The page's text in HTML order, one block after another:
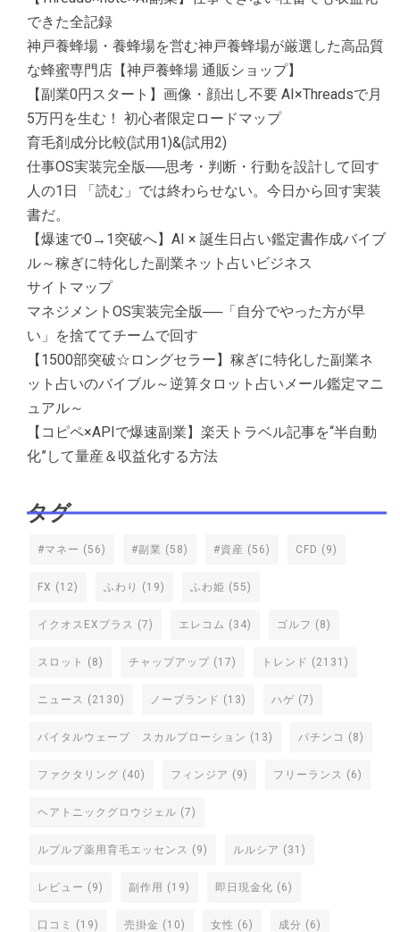
できた全記録
神戸養蜂場・養蜂場を営む神戸養蜂場が厳選した高品質
な蜂蜜専門店【神戸養蜂場 通販ショップ】
【副業0円スタート】画像・顔出し不要 AI×Threadsで月
5万円を生む！ 初心者限定ロードマップ
育毛剤成分比較(試用1)&(試用2)
仕事OS実装完全版──思考・判断・行動を設計して回す
人の1日 「読む」では終わらせない。今日から回す実装
書だ。
【爆速で0→1突破へ】AI × 誕生日占い鑑定書作成バイブ
ル～稼ぎに特化した副業ネット占いビジネス
サイトマップ
マネジメントOS実装完全版──「自分でやった方が早
い」を捨ててチームで回す
【1500部突破☆ロングセラー】稼ぎに特化した副業ネ
ット占いのバイブル～逆算タロット占いメール鑑定マニ
ュアル～
【コピペ×APIで爆速副業】楽天トラベル記事を“半自動
化”して量産＆収益化する方法
タグ
#マネー (56) #副業 (58) #資産 (56) CFD (9)
FX (12) ふわり (19) ふわ姫 (55)
イクオスEXプラス (7) エレコム (34) ゴルフ (8)
スロット (8) チャップアップ (17) トレンド (2131)
ニュース (2130) ノーブランド (13) ハゲ (7)
バイタルウェーブ スカルプローション (13) パチンコ (8)
ファクタリング (40) フィンジア (9) フリーランス (6)
ヘアトニックグロウジェル (7)
ルプルプ薬用育毛エッセンス (9) ルルシア (31)
レビュー (9) 副作用 (19) 即日現金化 (6)
口コミ (19) 売掛金 (10) 女性 (6) 成分 (6)